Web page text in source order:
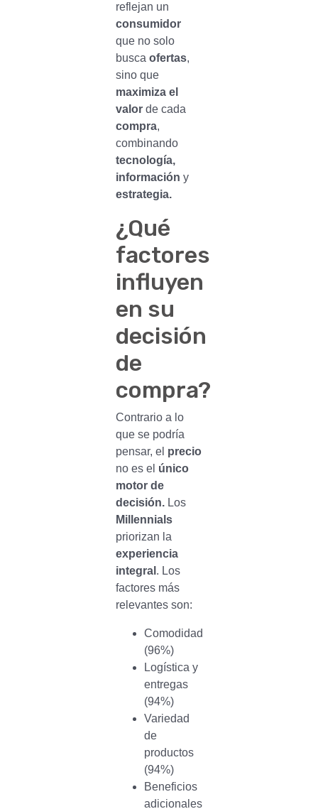
reflejan un
consumidor
que no solo
busca ofertas,
sino que
maximiza el
valorde cada
compra,
combinando
tecnología,
información y
estrategia.
¿Qué
factores
influyen
en su
decisión
de
compra?
Contrario a lo
que se podría
pensar, el precio
no es el único
motor de
decisión.Los
Millennials
priorizan la
experiencia
integral . Los
factores más
relevantes son:
Comodidad
(96%)
Logística y
entregas
(94%)
Variedad
de
productos
(94%)
Beneficios
adicionales